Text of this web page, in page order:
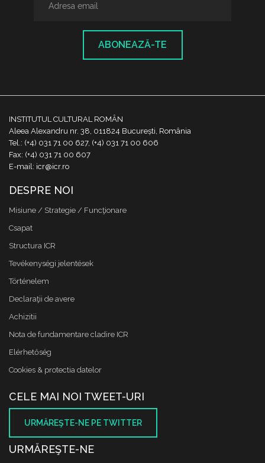
ABONEAZĂ-TE
INSTITUTUL CULTURAL ROMÂN
Aleea Alexandru nr. 38, 011824 București, România
Tel.: (+4) 031 71 00 627, (+4) 031 71 00 606
Fax: (+4) 031 71 00 607
E-mail: icr@icr.ro
DESPRE NOI
Misiune / Strategie / Funcţionare
Csapat
Structura ICR
Tevékenységi jelentések
Történelem
Declaraţii de avere
Achizitii
Nota de fundamentare cladire ICR
Elérhetőség
Cookies & protectia datelor
CELE MAI NOI TWEET-URI
URMĂREŞTE-NE PE TWITTER
URMĂREŞTE-NE